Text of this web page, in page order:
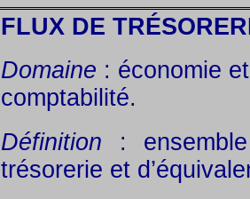
FLUX DE
Domaine : économie
comptabilité.
Définition :
trésorerie et